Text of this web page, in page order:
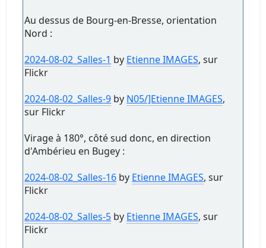
Au dessus de Bourg-en-Bresse, orientation
Nord :
2024-08-02_Salles-1 by Etienne IMAGES, sur
Flickr
2024-08-02_Salles-9 by N05/]Etienne IMAGES,
sur Flickr
Virage à 180°, côté sud donc, en direction
d'Ambérieu en Bugey :
2024-08-02_Salles-16 by Etienne IMAGES, sur
Flickr
2024-08-02_Salles-5 by Etienne IMAGES, sur
Flickr